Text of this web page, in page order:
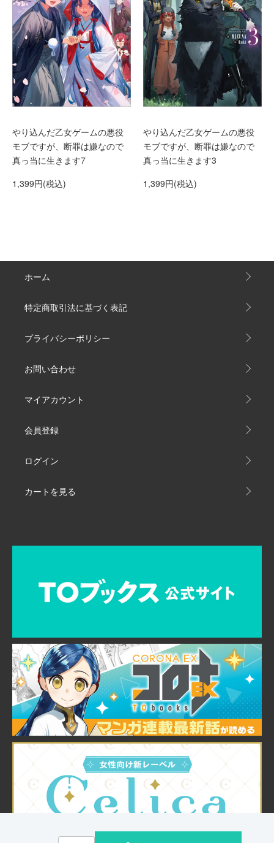
やり込んだ乙女ゲームの悪役
モブですが、断罪は嫌なので
真っ当に生きます7
1,399円(税込)
やり込んだ乙女ゲームの悪役
モブですが、断罪は嫌なので
真っ当に生きます3
1,399円(税込)
ホーム
特定商取引法に基づく表記
プライバシーポリシー
お問い合わせ
マイアカウント
会員登録
ログイン
カートを見る